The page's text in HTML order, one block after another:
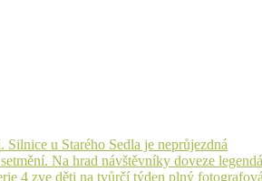
u Starého Sedla je neprůjezdná
Na hrad návštěvníky doveze
4 zve děti na tvůrčí týden plný